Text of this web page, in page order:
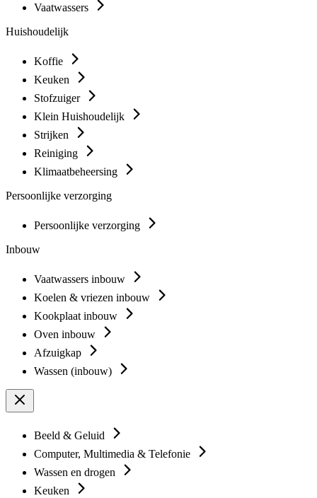
Vaatwassers
Huishoudelijk
Koffie
Keuken
Stofzuiger
Klein Huishoudelijk
Strijken
Reiniging
Klimaatbeheersing
Persoonlijke verzorging
Persoonlijke verzorging
Inbouw
Vaatwassers inbouw
Koelen & vriezen inbouw
Kookplaat inbouw
Oven inbouw
Afzuigkap
Wassen (inbouw)
Beeld & Geluid
Computer, Multimedia & Telefonie
Wassen en drogen
Keuken